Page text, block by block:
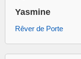
Yasmine
Rêver de Porte